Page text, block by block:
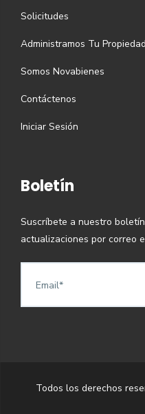
Solicitudes
Administramos Tu Propiedad
Somos Novabienes
Contáctenos
Iniciar Sesión
Boletín
Suscríbete a nuestro
actualizaciones por correo
Todos los derechos